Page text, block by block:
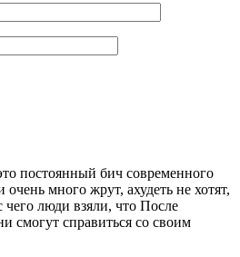
постоянный бич современного
много жрут, ахудеть не хотят,
люди взяли, что После
смогут справиться со своим